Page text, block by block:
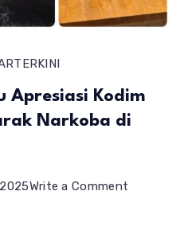
TERKINI
Apresiasi Kodim
Narkoba di
Write a Comment